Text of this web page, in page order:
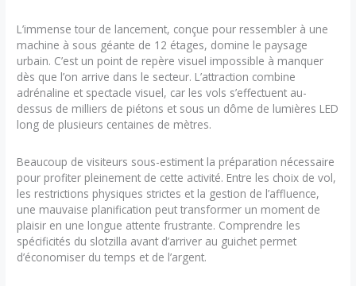
L’immense tour de lancement, conçue pour ressembler à une
machine à sous géante de 12 étages, domine le paysage
urbain. C’est un point de repère visuel impossible à manquer
dès que l’on arrive dans le secteur. L’attraction combine
adrénaline et spectacle visuel, car les vols s’effectuent au-
dessus de milliers de piétons et sous un dôme de lumières LED
long de plusieurs centaines de mètres.
Beaucoup de visiteurs sous-estiment la préparation nécessaire
pour profiter pleinement de cette activité. Entre les choix de vol,
les restrictions physiques strictes et la gestion de l’affluence,
une mauvaise planification peut transformer un moment de
plaisir en une longue attente frustrante. Comprendre les
spécificités du slotzilla avant d’arriver au guichet permet
d’économiser du temps et de l’argent.